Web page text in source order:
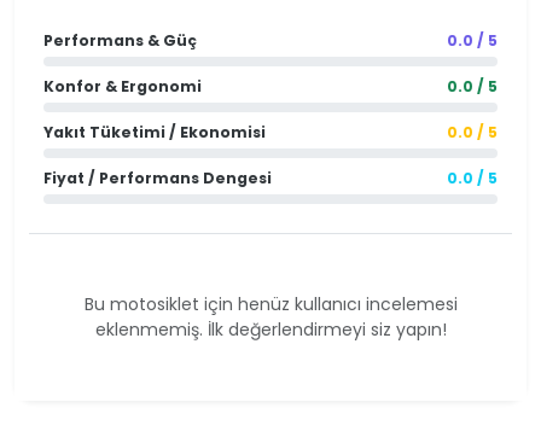
Performans & Güç 0.0 / 5
Konfor & Ergonomi 0.0 / 5
Yakıt Tüketimi / Ekonomisi 0.0 / 5
Fiyat / Performans Dengesi 0.0 / 5
Bu motosiklet için henüz kullanıcı incelemesi
eklenmemiş. İlk değerlendirmeyi siz yapın!